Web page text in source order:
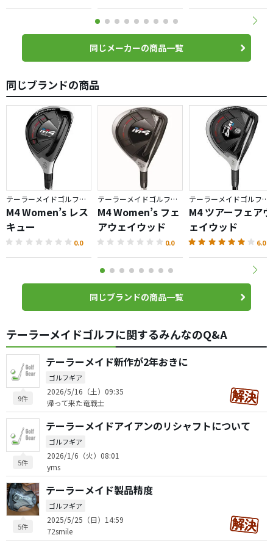
同じメーカーの商品一覧
同じブランドの商品
テーラーメイドゴルフ／M4
M4 Women’s レス
キュー
0.0
テーラーメイドゴルフ／M4
M4 Women’s フェ
アウェイウッド
0.0
テーラーメイドゴルフ／M4
M4 ツアーフェアウ
ェイウッド
6.0
同じブランドの商品一覧
テーラーメイドゴルフに関するみんなのQ&A
9件
テーラーメイド新作が2年おきに
ゴルフギア
2026/5/16（土）09:35
帰って来た竜戦士
5件
テーラーメイドアイアンのリシャフトについて
ゴルフギア
2026/1/6（火）08:01
yms
5件
テーラーメイド製品精度
ゴルフギア
2025/5/25（日）14:59
72smile